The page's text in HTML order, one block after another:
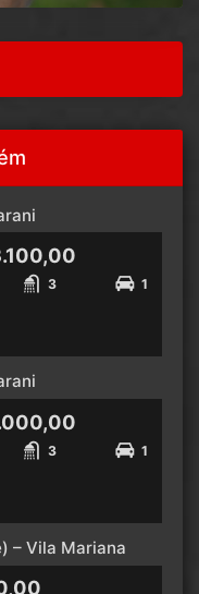
3 1
3 1
– Vila Mariana